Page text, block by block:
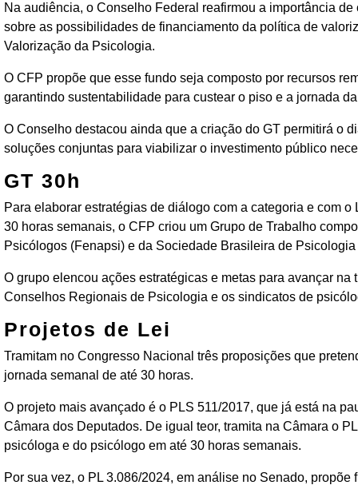
Na audiência, o Conselho Federal reafirmou a importância
sobre as possibilidades de financiamento da política de
Valorização da Psicologia.
O CFP propõe que esse fundo seja composto por recursos
garantindo sustentabilidade para custear o piso e a jornada
O Conselho destacou ainda que a criação do GT permitirá o
soluções conjuntas para viabilizar o investimento público
GT 30h
Para elaborar estratégias de diálogo com a categoria e com
30 horas semanais, o CFP criou um Grupo de Trabalho
Psicólogos (Fenapsi) e da Sociedade Brasileira de
O grupo elencou ações estratégicas e metas para avançar
Conselhos Regionais de Psicologia e os sindicatos de
Projetos de Lei
Tramitam no Congresso Nacional três proposições que
jornada semanal de até 30 horas.
O projeto mais avançado é o PLS 511/2017, que já está na
Câmara dos Deputados. De igual teor, tramita na Câmara o
psicóloga e do psicólogo em até 30 horas semanais.
Por sua vez, o PL 3.086/2024, em análise no Senado,